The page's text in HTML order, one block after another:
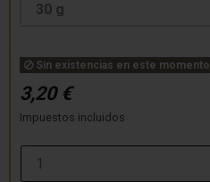
Sin existencias en este momento
3,20 €
Impuestos incluidos